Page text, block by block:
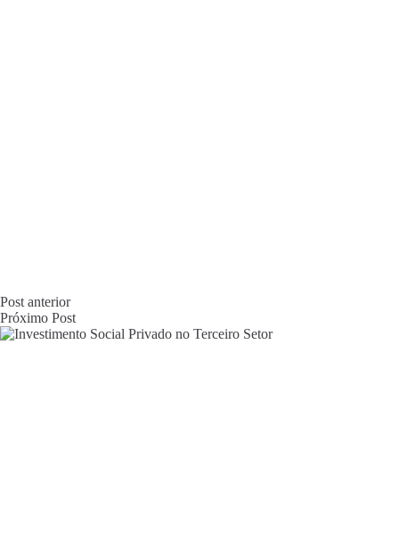
Post anterior
Próximo Post